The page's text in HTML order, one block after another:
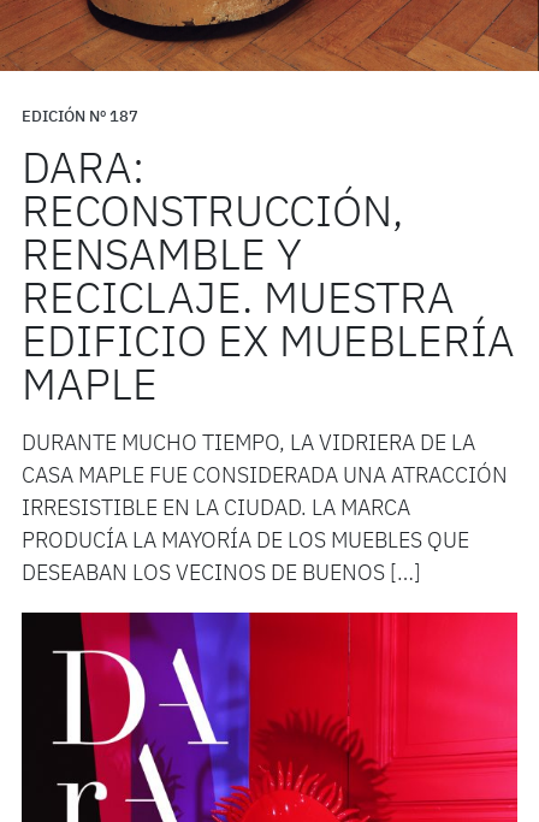
EDICIÓN Nº 187
DARA:
RECONSTRUCCIÓN,
RENSAMBLE Y
RECICLAJE. MUESTRA
EDIFICIO EX MUEBLERÍA
MAPLE
DURANTE MUCHO TIEMPO, LA VIDRIERA DE LA
CASA MAPLE FUE CONSIDERADA UNA ATRACCIÓN
IRRESISTIBLE EN LA CIUDAD. LA MARCA
PRODUCÍA LA MAYORÍA DE LOS MUEBLES QUE
DESEABAN LOS VECINOS DE BUENOS […]